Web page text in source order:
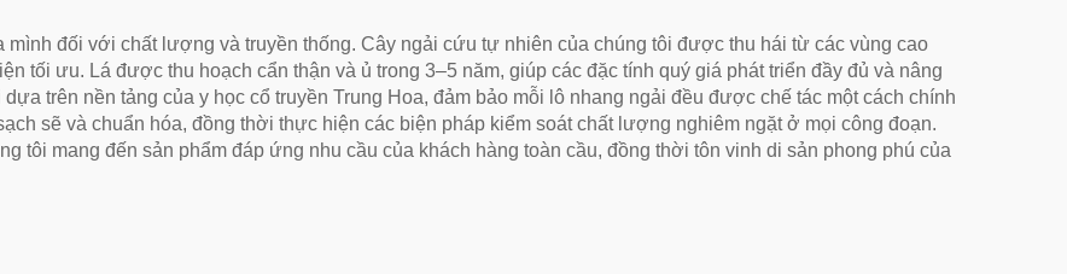
mình đối với chất lượng và truyền thống. Cây ngải cứu tự nhiên của chúng tôi được thu hái từ các vùng cao
tối ưu. Lá được thu hoạch cẩn thận và ủ trong 3–5 năm, giúp các đặc tính quý giá phát triển đầy đủ và nâng
trên nền tảng của y học cổ truyền Trung Hoa, đảm bảo mỗi lô nhang ngải đều được chế tác một cách chính
sẽ và chuẩn hóa, đồng thời thực hiện các biện pháp kiểm soát chất lượng nghiêm ngặt ở mọi công đoạn.
tôi mang đến sản phẩm đáp ứng nhu cầu của khách hàng toàn cầu, đồng thời tôn vinh di sản phong phú của